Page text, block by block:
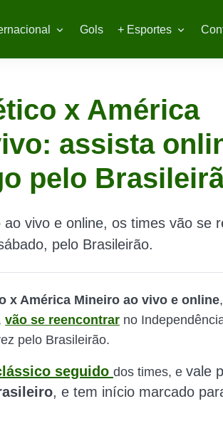
Gols + Esportes
x América
assista
pelo
vivo e online, os times vão se
pelo Brasileirão.
x América Mineiro ao vivo e online
vão se reencontrar no
pelo Brasileirão.
seguido dos times, e vale
, e tem início marcado